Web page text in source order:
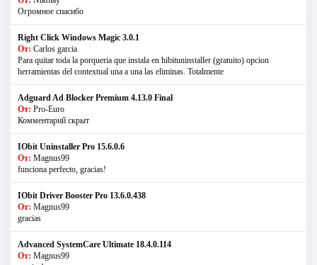
Огромное спасибо
Right Click Windows Magic 3.0.1
От: Carlos garcia
Para quitar toda la porqueria que instala en hibituninstaller (gratuito) opcion
herramientas del contextual una a una las eliminas. Totalmente
Adguard Ad Blocker Premium 4.13.0 Final
От: Pro-Euro
Комментарий скрыт
IObit Uninstaller Pro 15.6.0.6
От: Magnus99
funciona perfecto, gracias!
IObit Driver Booster Pro 13.6.0.438
От: Magnus99
gracias
Advanced SystemCare Ultimate 18.4.0.114
От: Magnus99